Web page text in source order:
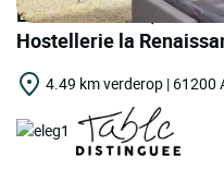
LOGIS HOTELS |
Hostellerie la
4.49 km verderop | 61200